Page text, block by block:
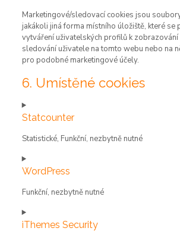
Marketingové/sledovací cookies jsou
jakákoli jiná forma místního úložiště, které se
vytváření uživatelských profilů k zobrazování
sledování uživatele na tomto webu nebo na
pro podobné marketingové účely.
6. Umístěné cookies
Statcounter
Statistické, Funkční, nezbytně nutné
Consent
to
statcounter
WordPress
Funkční, nezbytně nutné
Consent
to
iThemes Security